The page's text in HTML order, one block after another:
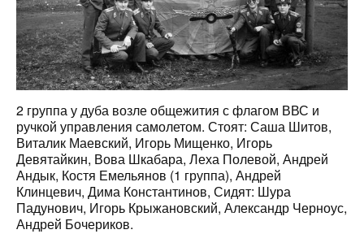
2 группа у дуба возле общежития с флагом ВВС и
ручкой управления самолетом. Стоят: Саша Шитов,
Виталик Маевский, Игорь Мищенко, Игорь
Девятайкин, Вова Шкабара, Леха Полевой, Андрей
Андык, Костя Емельянов (1 группа), Андрей
Клинцевич, Дима Константинов, Сидят: Шура
Падунович, Игорь Крыжановский, Александр Черноус,
Андрей Бочериков.